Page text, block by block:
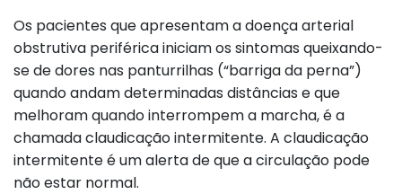
Os pacientes que apresentam a doença arterial
obstrutiva periférica iniciam os sintomas queixando-
se de dores nas panturrilhas (“barriga da perna”)
quando andam determinadas distâncias e que
melhoram quando interrompem a marcha, é a
chamada claudicação intermitente. A claudicação
intermitente é um alerta de que a circulação pode
não estar normal.